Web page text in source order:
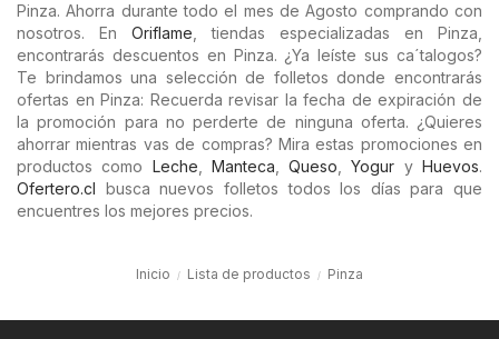
Pinza. Ahorra durante todo el mes de Agosto comprando con
nosotros. En Oriflame , tiendas especializadas en Pinza,
encontrarás descuentos en Pinza. ¿Ya leíste sus ca´talogos?
Te brindamos una selección de folletos donde encontrarás
ofertas en Pinza: Recuerda revisar la fecha de expiración de
la promoción para no perderte de ninguna oferta. ¿Quieres
ahorrar mientras vas de compras? Mira estas promociones en
productos como Leche Manteca ,Queso ,Yogur yHuevos.
Ofertero.cl busca nuevos folletos todos los días para que
encuentres los mejores precios.
Inicio Lista de productos Pinza